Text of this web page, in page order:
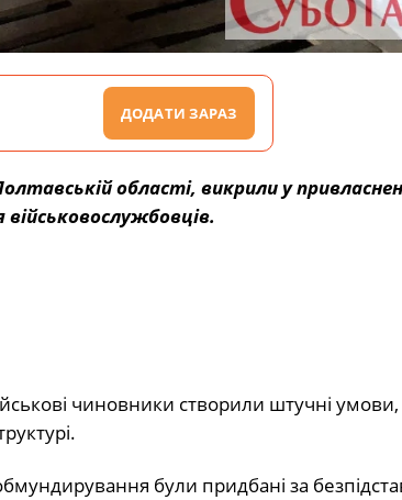
ДОДАТИ ЗАРАЗ
області, викрили у
чиновники створили штучні
були придбані за